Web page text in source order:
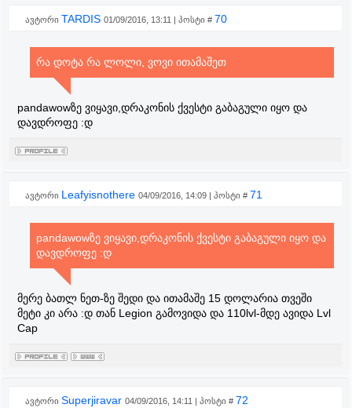
ავტორი TARDIS 01/09/2016, 13:11 | პოსტი # 70
რა დოტა რა ლოლი, ვოვი ითამაშეთ
pandawowზე ვიყავი,დრაკონის ქვესტი გაბაგული იყო და
დავდროფე :დ
ავტორი Leafyisnothere 04/09/2016, 14:09 | პოსტი # 71
pandawowზე ვიყავი,დრაკონის ქვესტი გაბაგული იყო და
დავდროფე :დ
მერე ბათლ ნეთ-ზე შედი და ითამაშე 15 დოლარია თვეში
მეტი კი არა :დ თან Legion გამოვიდა და 110lvl-მდე ავიდა Lvl
Cap
ავტორი Superjiravar 04/09/2016, 14:11 | პოსტი # 72